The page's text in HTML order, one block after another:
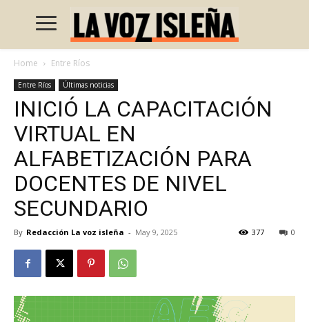
Home Entre Ríos
Entre Ríos Últimas noticias
INICIÓ LA CAPACITACIÓN
VIRTUAL EN
ALFABETIZACIÓN PARA
DOCENTES DE NIVEL
SECUNDARIO
By Redacción La voz isleña - May 9, 2025 0
377